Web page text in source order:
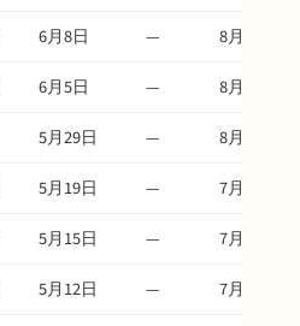
6月8日 —
8月12日
6月5日 —
8月9日
5月29日 —
8月2日
5月19日 —
7月23日
5月15日 —
7月19日
5月12日 —
7月16日